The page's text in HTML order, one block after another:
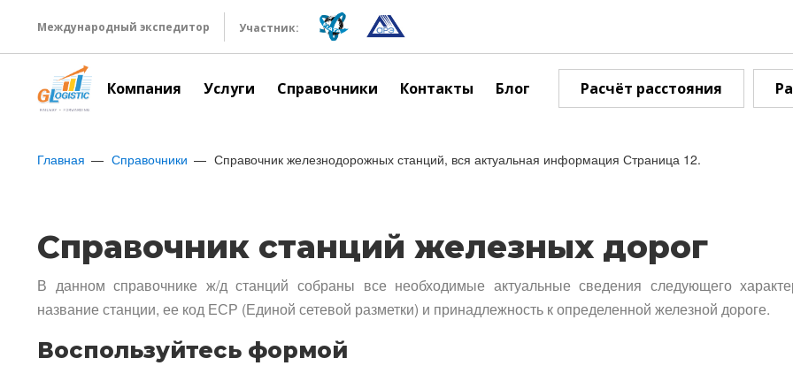
Международный экспедитор Участник:
Компания Услуги Справочники Контакты Блог Расчёт расстояния
Главная Справочники Справочник железнодорожных станций, вся актуальная информация Страница 12.
Справочник станций железных дорог
В данном справочнике ж/д станций собраны все необходимые актуальные сведения следующего
название станции, ее код ЕСР (Единой сетевой разметки) и принадлежность к определенной железной дороге.
Воспользуйтесь формой